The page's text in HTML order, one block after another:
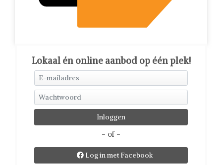
Lokaal én online aanbod op één plek!
- of -
Log in met Facebook